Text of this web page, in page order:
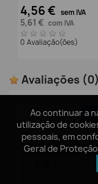
Ao continuar a
utilização de
pessoais, em
Geral de
4,56 € sem IVA
5,61 € com IVA
0 Avaliação(ões)
Avaliações (0)
Com base em
Ao continuar a
utilização de
pessoais, em
Geral de